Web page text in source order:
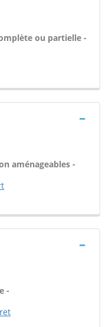
ou partielle -
aménageables -
-